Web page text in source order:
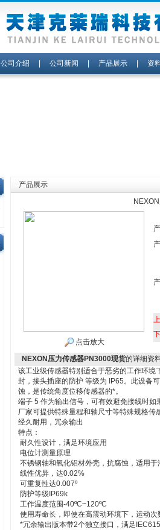
公司介绍 公司新闻 产品展示| 资
产品展示
点击放大
NEXON压力传感器PN3000现货的详细资
该工业级传感器特别适合于恶劣的工作环
封，接头插座的防护 等级为 IP65。此设备
蚀，是传统角度位移传感器的*。
端子 5 作为输出信号，可有效避免接线时
厂家可提供特殊量程和轴尺寸等特殊规格传
经久耐用，冗余输出
特点：
耐久性设计，满足环境应用
电位计测量原理
不锈钢轴和氧化铝材外壳，抗腐蚀，适用于
线性优异，达0.02%
可重复性达0.007º
防护等级IP69k
工作温度范围-40ºC~120ºC
使用寿命长，即使在高震动环境下，运动次
*冗余输出版本带2个独立接口，满足